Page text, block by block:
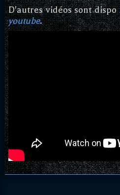
D'autres vidéos sont dispo
youtube.